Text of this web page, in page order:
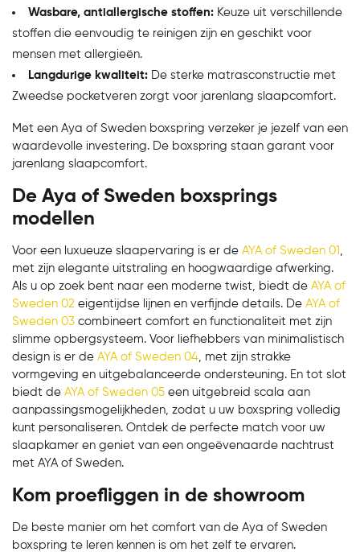
Wasbare, antiallergische stoffen: Keuze uit verschillende
stoffen die eenvoudig te reinigen zijn en geschikt voor
mensen met allergieën.
Langdurige kwaliteit:
De sterke matrasconstructie met
Zweedse pocketveren zorgt voor jarenlang slaapcomfort.
Met een Aya of Sweden boxspring verzeker je jezelf van een
waardevolle investering. De boxspring staan garant voor
jarenlang slaapcomfort.
De Aya of Sweden boxsprings
modellen
Voor een luxueuze slaapervaring is er de AYA of Sweden 01
met zijn elegante uitstraling en hoogwaardige afwerking.
Als u op zoek bent naar een moderne twist, biedt de AYA of
Sweden 02 eigentijdse lijnen en verfijnde details. De AYA of
Sweden 03 combineert comfort en functionaliteit met zijn
slimme opbergsysteem. Voor liefhebbers van minimalistisch
design is er de AYA of Sweden 04 , met zijn strakke
vormgeving en uitgebalanceerde ondersteuning. En tot slot
biedt de AYA of Sweden 05 een uitgebreid scala aan
aanpassingsmogelijkheden, zodat u uw boxspring volledig
kunt personaliseren. Ontdek de perfecte match voor uw
slaapkamer en geniet van een ongeëvenaarde nachtrust
met AYA of Sweden.
Kom proefliggen in de showroom
De beste manier om het comfort van de Aya of Sweden
boxspring te leren kennen is om het zelf te ervaren.